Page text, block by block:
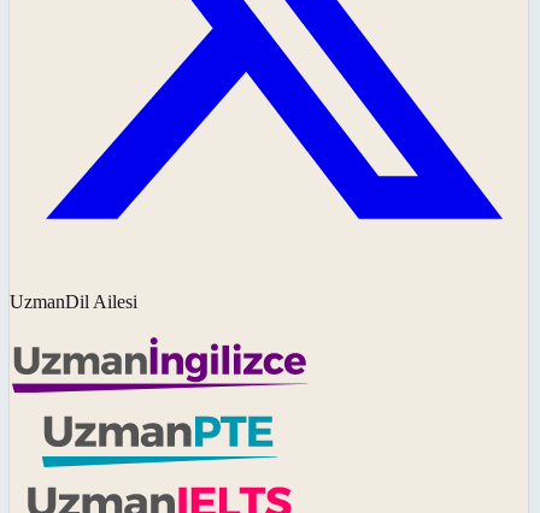
UzmanDil Ailesi